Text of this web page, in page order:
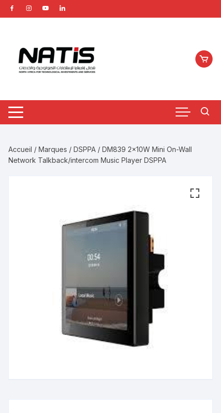
Aller
au
Accueil /Marques /DSPPA / DM839 2x10W Mini On-Wall
Network Talkback/intercom Music Player DSPPA